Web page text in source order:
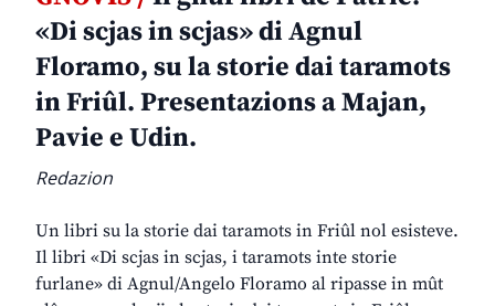
«Di scjas in scjas» di Agnul
Floramo, su la storie dai taramots
in Friûl. Presentazions a Majan,
Pavie e Udin.
Redazion
Un libri su la storie dai taramots in Friûl nol esisteve.
Il libri «Di scjas in scjas, i taramots inte storie
furlane» di Agnul/Angelo Floramo al ripasse in mût